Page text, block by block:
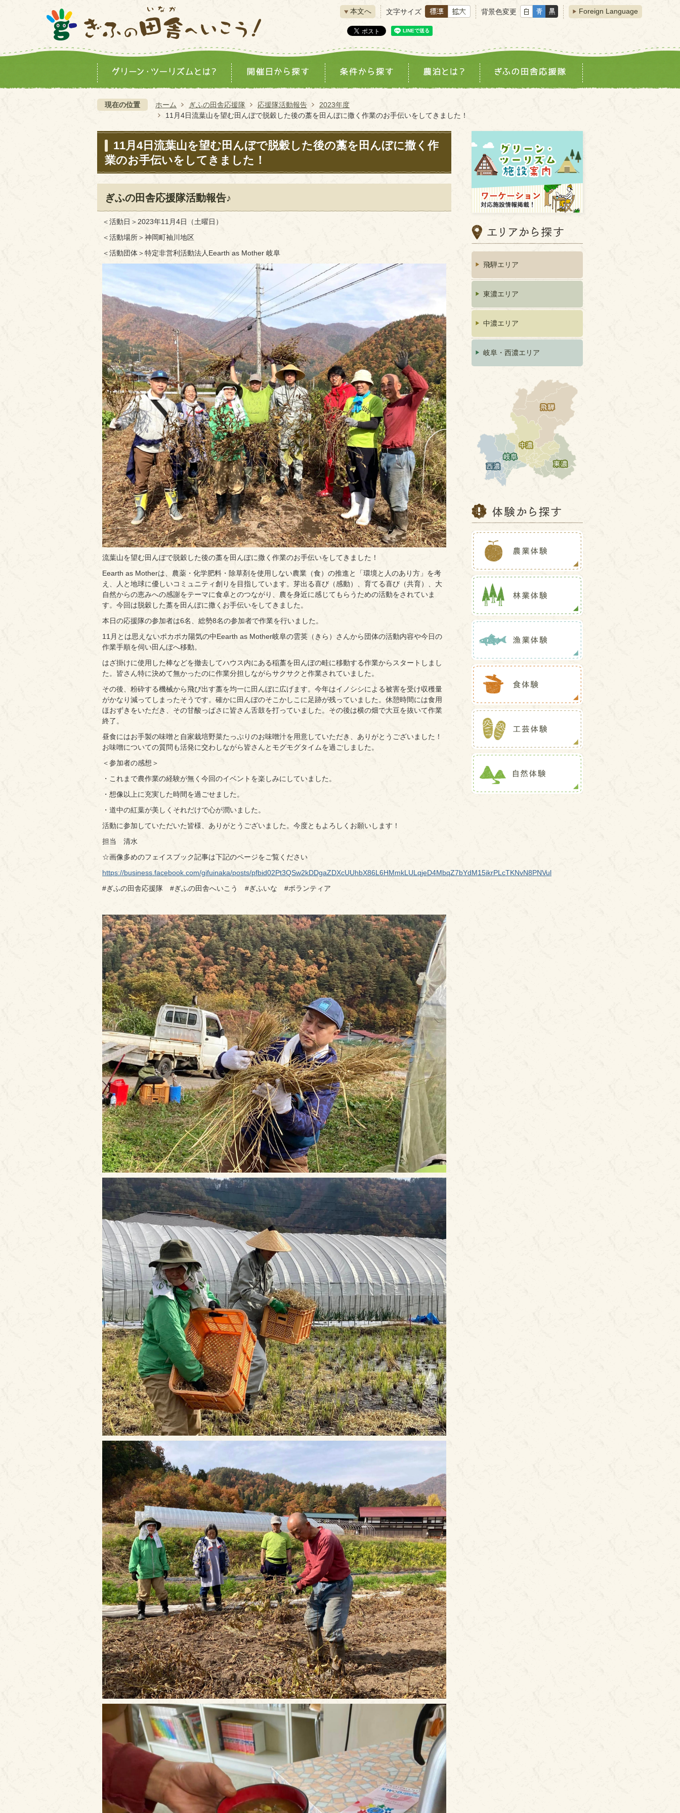
本文へ 文字サイズ 背景色変更 Foreign Language
現在の位置 ホーム ぎふの田舎応援隊 応援隊活動報告
2023年度
11月4日流葉山を望む田んぼで脱穀した後の藁を田んぼに撒く作業のお手伝いをしてきました！
11月4日流葉山を望む田んぼで脱穀した後の藁を田んぼに撒く作
業のお手伝いをしてきました！
ぎふの田舎応援隊活動報告♪
＜活動日＞2023年11月4日（土曜日）
＜活動場所＞神岡町袖川地区
＜活動団体＞特定非営利活動法人Eearth as Mother 岐阜
流葉山を望む田んぼで脱穀した後の藁を田んぼに撒く作業のお手伝いをしてきました！
Eearth as Motherは、農薬・化学肥料・除草剤を使用しない農業（食）の推進と「環境と人のあり方」を考
え、人と地球に優しいコミュニティ創りを目指しています。芽出る喜び（感動）、育てる喜び（共育）、大
自然からの恵みへの感謝をテーマに食卓とのつながり、農を身近に感じてもらうための活動をされていま
す。今回は脱穀した藁を田んぼに撒くお手伝いをしてきました。
本日の応援隊の参加者は6名、総勢8名の参加者で作業を行いました。
11月とは思えないポカポカ陽気の中Eearth as Mother岐阜の雲英（きら）さんから団体の活動内容や今日の
作業手順を伺い田んぼへ移動。
はざ掛けに使用した棒などを撤去してハウス内にある稲藁を田んぼの畦に移動する作業からスタートしまし
た。皆さん特に決めて無かったのに作業分担しながらサクサクと作業されていました。
その後、粉砕する機械から飛び出す藁を均一に田んぼに広げます。今年はイノシシによる被害を受け収穫量
がかなり減ってしまったそうです。確かに田んぼのそこかしこに足跡が残っていました。休憩時間には食用
ほおずきをいただき、その甘酸っぱさに皆さん舌鼓を打っていました。その後は横の畑で大豆を抜いて作業
終了。
昼食にはお手製の味噌と自家栽培野菜たっぷりのお味噌汁を用意していただき、ありがとうございました！
お味噌についての質問も活発に交わしながら皆さんとモグモグタイムを過ごしました。
＜参加者の感想＞
・これまで農作業の経験が無く今回のイベントを楽しみにしていました。
・想像以上に充実した時間を過ごせました。
・道中の紅葉が美しくそれだけで心が潤いました。
活動に参加していただいた皆様、ありがとうございました。今度ともよろしくお願いします！
担当 清水
☆画像多めのフェイスブック記事は下記のページをご覧ください
https://business.facebook.com/gifuinaka/posts/pfbid02Pt3QSw2kDDgaZDXcUUhbX86L6HMmkLULqjeD4MbqZ7bYdM15ikrPLcTKNvN8PNVul
#ぎふの田舎応援隊 #ぎふの田舎へいこう #ぎふいな #ボランティア
飛騨エリア
東濃エリア
中濃エリア
岐阜・西濃エリア